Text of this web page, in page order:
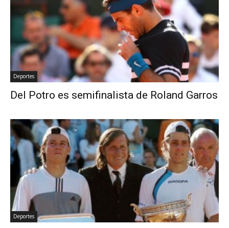
Deportes
Del Potro es semifinalista de Roland Garros
Deportes